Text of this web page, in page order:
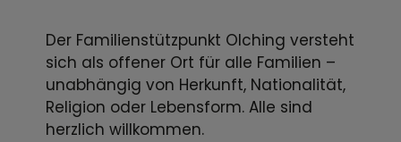
Der Familienstützpunkt Olching versteht
sich als offener Ort für alle Familien –
unabhängig von Herkunft, Nationalität,
Religion oder Lebensform. Alle sind
herzlich willkommen.